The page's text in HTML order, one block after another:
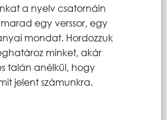
a nyelv csatornáin
egy verssor, egy
mondat. Hordozzuk
minket, akár
talán anélkül, hogy
jelent számunkra.